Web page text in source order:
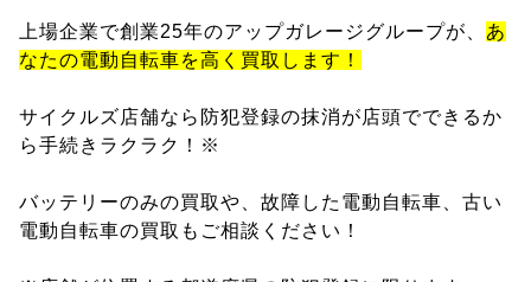
上場企業で創業25年のアップガレージグループが、 あ
なたの電動自転車を高く買取します！
サイクルズ店舗なら防犯登録の抹消が店頭でできるか
ら手続きラクラク！※
バッテリーのみの買取や、故障した電動自転車、古い
電動自転車の買取もご相談ください！